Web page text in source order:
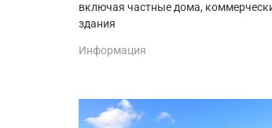
включая частные дома,
здания
Информация